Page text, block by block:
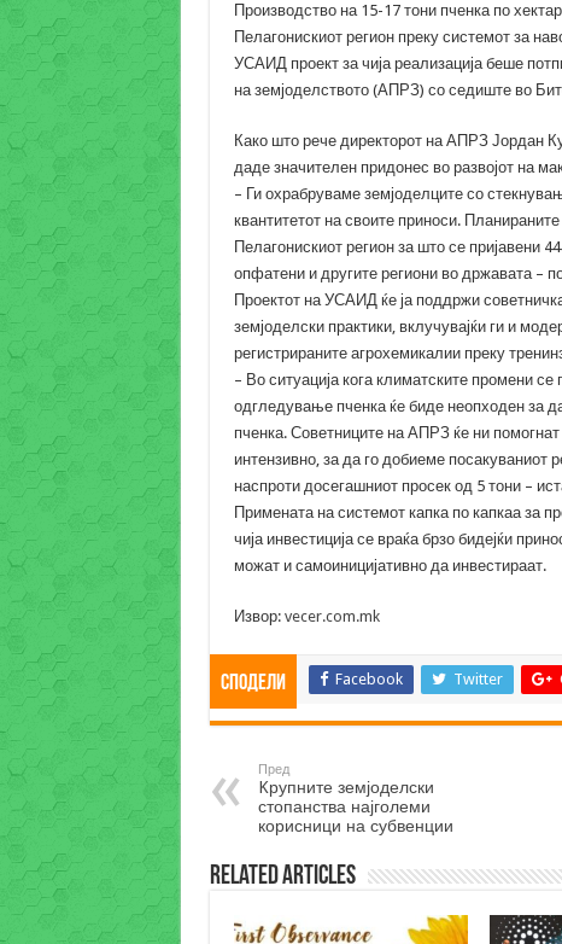
Производство на 15-17 тони пченка по
Пелагонискиот регион преку системот за
УСАИД проект за чија реализација беше
на земјоделството (АПРЗ) со седиште во
Како што рече директорот на АПРЗ Јордан
даде значителен придонес во развојот на
– Ги охрабруваме земјоделците со
квантитетот на своите приноси.
Пелагонискиот регион за што се пријавени
опфатени и другите региони во државата –
Проектот на УСАИД ќе ја поддржи
земјоделски практики, вклучувајќи ги и
регистрираните агрохемикалии преку
– Во ситуација кога климатските промени
одгледување пченка ќе биде неопходен за
пченка. Советниците на АПРЗ ќе ни
интензивно, за да го добиеме посакуваниот
наспроти досегашниот просек од 5 тони –
Примената на системот капка по капкаа за
чија инвестиција се враќа брзо бидејќи
можат и самоиницијативно да инвестираат.
Извор: vecer.com.mk
Сподели Facebook Twitter
Пред
Kрупните земјоделски
стопанства најголеми
корисници на субвенции
Related Articles